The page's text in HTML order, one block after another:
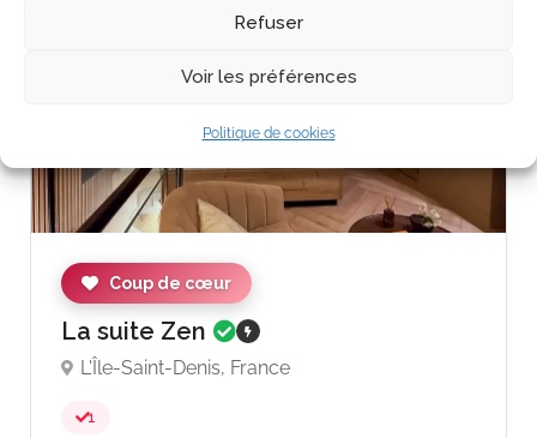
Refuser
Voir les préférences
Politique de cookies
5.0
545€ - 787€
par jour
Coup de cœur
La suite Zen
L'Île-Saint-Denis, France
1